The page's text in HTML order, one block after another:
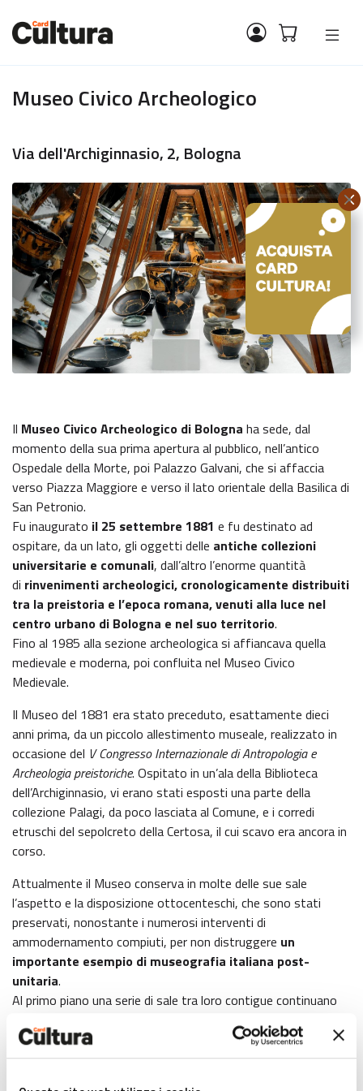
Museo Civico Archeologico
Via dell'Archiginnasio, 2, Bologna
Il Museo Civico Archeologico di Bologna ha sede, dal
momento della sua prima apertura al pubblico, nell’antico
Ospedale della Morte, poi Palazzo Galvani, che si affaccia
verso Piazza Maggiore e verso il lato orientale della Basilica di
San Petronio.
Fu inaugurato il 25 settembre 1881 e fu destinato ad
ospitare, da un lato, gli oggetti delle antiche collezioni
universitarie e comunali, dall’altro l’enorme quantità
di rinvenimenti archeologici, cronologicamente distribuiti
tra la preistoria e l’epoca romana, venuti alla luce nel
centro urbano di Bologna e nel suo territorio.
Fino al 1985 alla sezione archeologica si affiancava quella
medievale e moderna, poi confluita nel Museo Civico
Medievale.
Il Museo del 1881 era stato preceduto, esattamente dieci
anni prima, da un piccolo allestimento museale, realizzato in
occasione del V Congresso Internazionale di Antropologia e
Archeologia preistoriche. Ospitato in un’ala della Biblioteca
dell’Archiginnasio, vi erano stati esposti una parte della
collezione Palagi, da poco lasciata al Comune, e i corredi
etruschi del sepolcreto della Certosa, il cui scavo era ancora in
corso.
Attualmente il Museo conserva in molte delle sue sale
l’aspetto e la disposizione ottocenteschi, che sono stati
preservati, nonostante i numerosi interventi di
ammodernamento compiuti, per non distruggere un
importante esempio di museografia italiana post-
unitaria.
Al primo piano una serie di sale tra loro contigue continuano
Cospi, Marsili, Palagi e da altre più esigue donazioni, suddivisi
in Collezione Greca, Etrusco-Italica e Romana. Non sono qui